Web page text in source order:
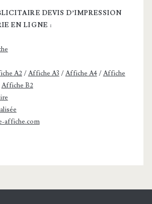
DEVIS D’IMPRESSION
EN LIGNE :
A2/Affiche A3 /Affiche A4/Affiche
Affiche B2
affiche.com